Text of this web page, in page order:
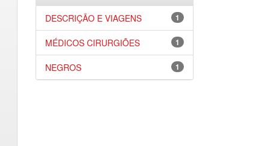
1
DESCRIÇÃO E VIAGENS
1
MÉDICOS CIRURGIÕES
1
NEGROS